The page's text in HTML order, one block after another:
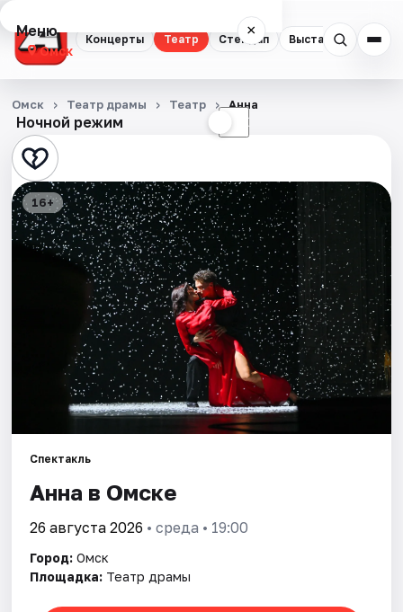
Концерты Театр Стендап Выставки
Меню ×
Омск
Концерты
Театр
Стендап
Выставки
Квесты
Экскурсии
События
Площадки
Артисты
Рейтинги
Ночной режим ☾
Омск Театр драмы Театр Анна
16+
Спектакль
Анна в Омске
26 августа 2026 • среда • 19:00
Город: Омск
Площадка: Театр драмы